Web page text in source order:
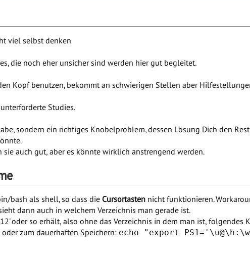
viel selbst denken
die noch eher unsicher sind werden hier gut begleitet.
Kopf benutzen, bekommt an schwierigen Stellen aber
Studies.
sondern ein richtiges Knobelproblem, dessen Lösung Dich den
sie auch gut, aber es könnte wirklich anstrengend werden.
bash als shell, so dass die Cursortasten nicht funktionieren.
dann auch in welchem Verzeichnis man gerade ist.
oder so erhält, also ohne das Verzeichnis in dem man ist, folgendes
oder zum dauerhaften Speichern: echo "export